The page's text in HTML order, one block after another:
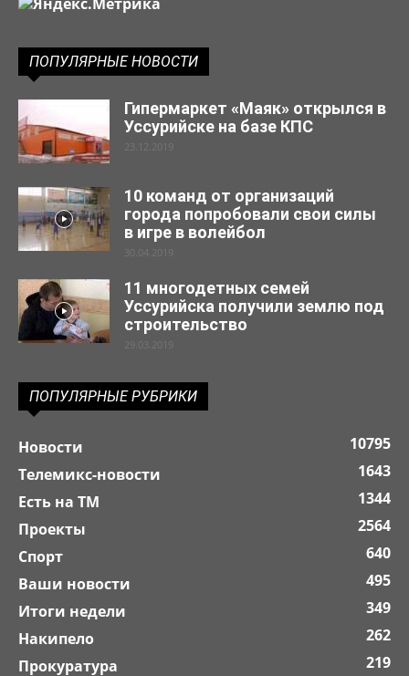
ПОПУЛЯРНЫЕ НОВОСТИ
Гипермаркет «Маяк» открылся в
Уссурийске на базе КПС
23.12.2019
10 команд от организаций
города попробовали свои силы
в игре в волейбол
30.04.2019
11 многодетных семей
Уссурийска получили землю под
строительство
29.03.2019
ПОПУЛЯРНЫЕ РУБРИКИ
Новости
10795
Телемикс-новости
1643
Есть на ТМ
1344
Проекты
2564
Спорт
640
Ваши новости
495
Итоги недели
349
Накипело
262
Прокуратура
219